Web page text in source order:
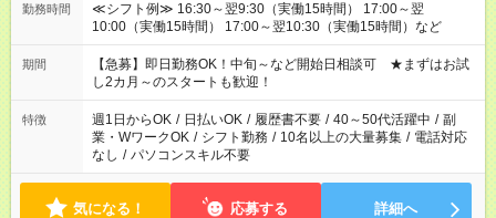
勤務時間
≪シフト例≫ 16:30～翌9:30（実働15時間） 17:00～翌
10:00（実働15時間） 17:00～翌10:30（実働15時間）など
期間
【急募】即日勤務OK！中旬～など開始日相談可 ★まずはお試
し2カ月～のスタートも歓迎！
特徴 週1日からOK / 日払いOK / 履歴書不要 / 40～50代活躍中 / 副
業・WワークOK / シフト勤務 / 10名以上の大量募集 / 電話対応
なし / パソコンスキル不要
気になる！ 応募する 詳細へ